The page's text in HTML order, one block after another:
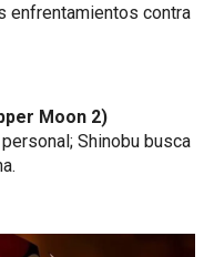
enfrentamientos contra
Moon 2)
Shinobu busca